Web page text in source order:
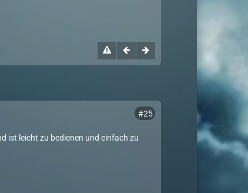
#25
ist leicht zu bedienen und einfach zu